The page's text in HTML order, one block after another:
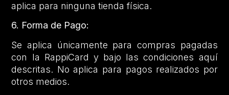
aplica para ninguna tienda física.
6. Forma de Pago:
Se aplica únicamente para compras pagadas
con la RappiCard y bajo las condiciones aquí
descritas. No aplica para pagos realizados por
otros medios.